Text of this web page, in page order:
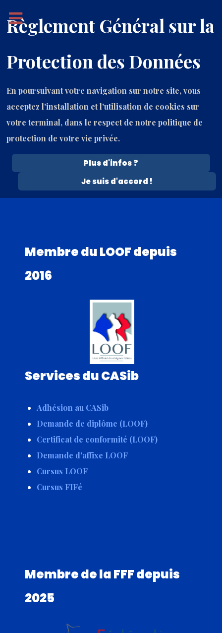
Membre du LOOF depuis
2016
Services du CASib
Adhésion au CASib
Demande de diplôme (LOOF)
Certificat de conformité (LOOF)
Demande d'affixe LOOF
Cursus LOOF
Cursus FIFé
Membre de la FFF depuis
2025
Règlement Général sur la
Protection des Données
En poursuivant votre navigation sur notre site, vous
acceptez l'installation et l'utilisation de cookies sur
votre terminal, dans le respect de notre politique de
protection de votre vie privée.
Plus d'infos ?
Je suis d'accord !